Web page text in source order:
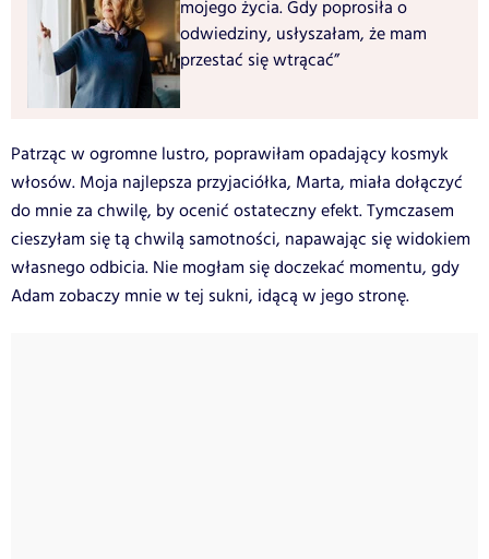
mojego życia. Gdy poprosiła o
odwiedziny, usłyszałam, że mam
przestać się wtrącać”
Patrząc w ogromne lustro, poprawiłam opadający kosmyk
włosów. Moja najlepsza przyjaciółka, Marta, miała dołączyć
do mnie za chwilę, by ocenić ostateczny efekt. Tymczasem
cieszyłam się tą chwilą samotności, napawając się widokiem
własnego odbicia. Nie mogłam się doczekać momentu, gdy
Adam zobaczy mnie w tej sukni, idącą w jego stronę.